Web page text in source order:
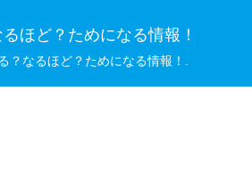
ほど？ためになる情報！
？なるほど？ためになる情報！.